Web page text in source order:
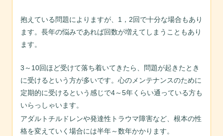
抱えている問題によりますが、1，2回で十分な場合もあり
ます。長年の悩みであれば回数が増えてしまうこともあり
ます。
3～10回ほど受けて落ち着いてきたら、問題が起きたとき
に受けるという方が多いです。心のメンテナンスのために
定期的に受けるという感じで4～5年くらい通っている方も
いらっしゃいます。
アダルトチルドレンや発達性トラウマ障害など、根本の性
格を変えていく場合には半年～数年かかります。